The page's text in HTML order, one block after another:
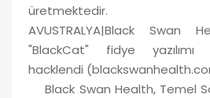
üretmektedir.
AVUSTRALYA|Black Swan
"BlackCat" fidye yazılımı
hacklendi
Black Swan Health, Temel